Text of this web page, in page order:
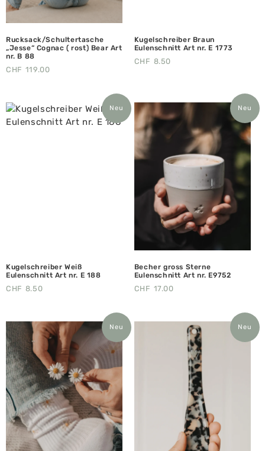
Rucksack/Schultertasche
„Jesse“ Cognac ( rost) Bear Art
nr. B 88
CHF 119.00
Kugelschreiber Braun
Eulenschnitt Art nr. E 1773
CHF 8.50
Neu
Kugelschreiber Weiß
Eulenschnitt Art nr. E 188
CHF 8.50
Neu
Becher gross Sterne
Eulenschnitt Art nr. E9752
CHF 17.00
Neu Neu